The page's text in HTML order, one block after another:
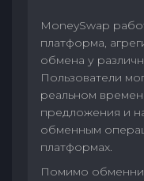
MoneySwap
платформа,
обмена у
Пользователи
реальном
предложения и
обменным
платформах.
Помимо